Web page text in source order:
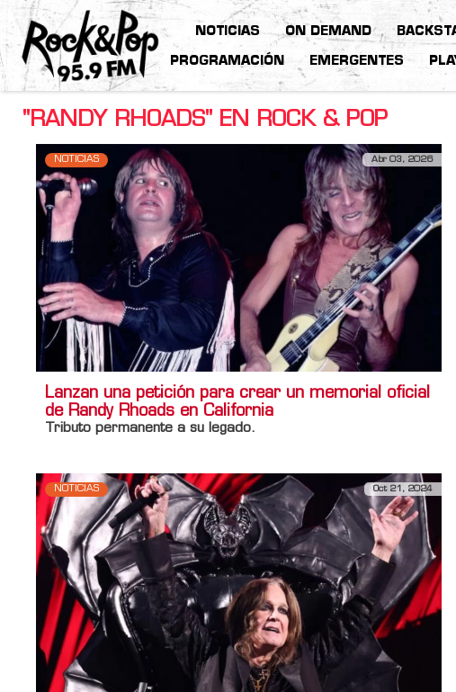
NOTICIAS ON DEMAND
PROGRAMACIÓN EMERGENTES
"RANDY RHOADS" EN ROCK & POP
NOTICIAS Abr 03, 2026
Lanzan una petición para crear un memorial oficial
de Randy Rhoads en California
Tributo permanente a su legado.
NOTICIAS Oct 21, 2024